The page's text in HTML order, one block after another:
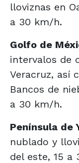
lloviznas en
a 30 km/h.
Golfo de
intervalos de
Veracruz, así
Bancos de
a 30 km/h.
Península de
nublado y
del este, 15 a